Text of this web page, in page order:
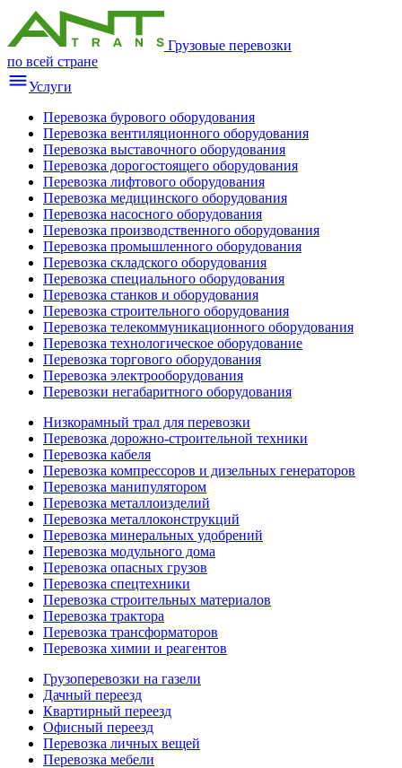
Грузовые перевозки
по всей стране
Услуги
Перевозка бурового оборудования
Перевозка вентиляционного оборудования
Перевозка выставочного оборудования
Перевозка дорогостоящего оборудования
Перевозка лифтового оборудования
Перевозка медицинского оборудования
Перевозка насосного оборудования
Перевозка производственного оборудования
Перевозка промышленного оборудования
Перевозка складского оборудования
Перевозка специального оборудования
Перевозка станков и оборудования
Перевозка строительного оборудования
Перевозка телекоммуникационного оборудования
Перевозка технологическое оборудование
Перевозка торгового оборудования
Перевозка электрооборудования
Перевозки негабаритного оборудования
Низкорамный трал для перевозки
Перевозка дорожно-строительной техники
Перевозка кабеля
Перевозка компрессоров и дизельных генераторов
Перевозка манипулятором
Перевозка металлоизделий
Перевозка металлоконструкций
Перевозка минеральных удобрений
Перевозка модульного дома
Перевозка опасных грузов
Перевозка спецтехники
Перевозка строительных материалов
Перевозка трактора
Перевозка трансформаторов
Перевозка химии и реагентов
Грузоперевозки на газели
Дачный переезд
Квартирный переезд
Офисный переезд
Перевозка личных вещей
Перевозка мебели